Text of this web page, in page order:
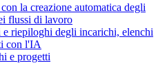
la creazione automatica degli
flussi di lavoro
riepiloghi degli incarichi, elenchi
con l'IA
e progetti